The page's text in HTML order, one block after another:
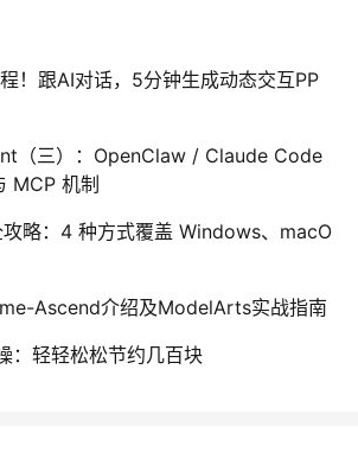
！跟AI对话，5分钟生成动态交互PP
（三）：OpenClaw / Claude Code
MCP 机制
略：4 种方式覆盖 Windows、macO
Ascend介绍及ModelArts实战指南
：轻轻松松节约几百块